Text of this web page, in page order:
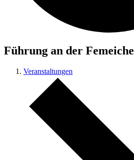
Führung an der Femeiche
Veranstaltungen